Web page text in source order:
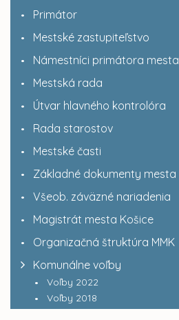
Primátor
Mestské zastupiteľstvo
Námestníci primátora mesta
Mestská rada
Útvar hlavného kontrolóra
Rada starostov
Mestské časti
Základné dokumenty mesta
Všeob. záväzné nariadenia
Magistrát mesta Košice
Organizačná štruktúra MMK
Komunálne voľby
Voľby 2022
Voľby 2018